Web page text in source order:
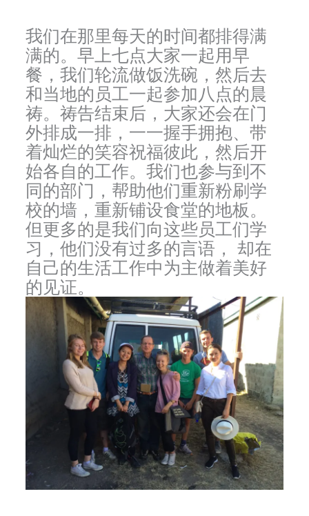
我们在那里每天的时间都排得满
满的。早上七点大家一起用早
餐，我们轮流做饭洗碗，然后去
和当地的员工一起参加八点的晨
祷。祷告结束后，大家还会在门
外排成一排，一一握手拥抱、带
着灿烂的笑容祝福彼此，然后开
始各自的工作。我们也参与到不
同的部门，帮助他们重新粉刷学
校的墙，重新铺设食堂的地板。
但更多的是我们向这些员工们学
习，他们没有过多的言语， 却在
自己的生活工作中为主做着美好
的见证。